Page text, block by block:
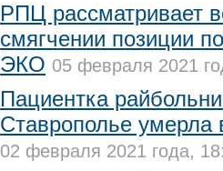
РПЦ рассматривает
смягчении позиции
ЭКО 05 февраля 2021
Пациентка
Ставрополье умерла
02 февраля 2021 года,